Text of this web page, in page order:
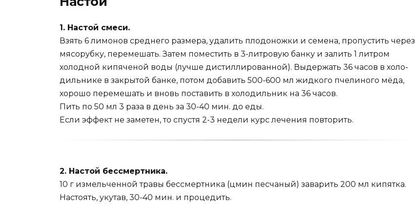
1. Настой смеси.
Взять 6 лимонов среднего размера, удалить пло­доножки и семена, пропустить через
мясорубку, перемешать. Затем поместить в 3-литровую банку и залить 1 литром
холодной кипяченой воды (лучше дистиллированной). Выдержать 36 часов в холо­
дильнике в закрытой банке, потом добавить 500-600 мл жидкого пчелиного мёда,
хорошо перемешать и вновь поставить в холодильник на 36 часов.
Пить по 50 мл 3 раза в день за 30-40 мин. до еды.
Если эффект не заметен, то спустя 2-3 недели курс лечения повторить.
2. Настой бессмертника.
10 г измельченной травы бессмертника (цмин песчаный) заварить 200 мл кипятка.
Настоять, уку­тав, 30-40 мин. и процедить.